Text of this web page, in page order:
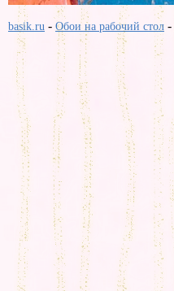
basik.ru - Обои на рабочий стол -